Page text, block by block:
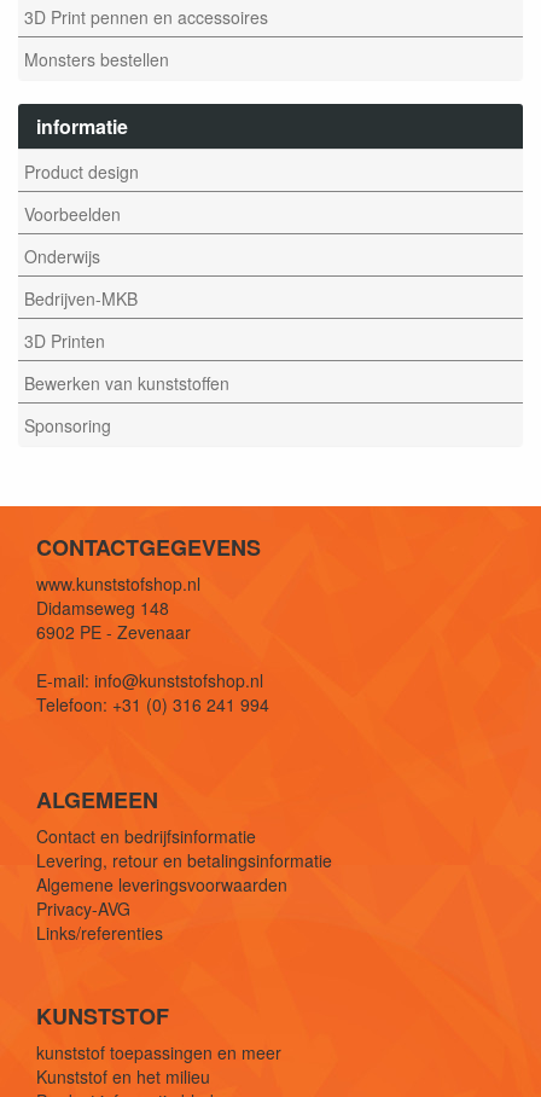
3D Print pennen en accessoires
Monsters bestellen
informatie
Product design
Voorbeelden
Onderwijs
Bedrijven-MKB
3D Printen
Bewerken van kunststoffen
Sponsoring
CONTACTGEGEVENS
www.kunststofshop.nl
Didamseweg 148
6902 PE - Zevenaar
E-mail: info@kunststofshop.nl
Telefoon: +31 (0) 316 241 994
ALGEMEEN
Contact en bedrijfsinformatie
Levering, retour en betalingsinformatie
Algemene leveringsvoorwaarden
Privacy-AVG
Links/referenties
KUNSTSTOF
kunststof toepassingen en meer
Kunststof en het milieu